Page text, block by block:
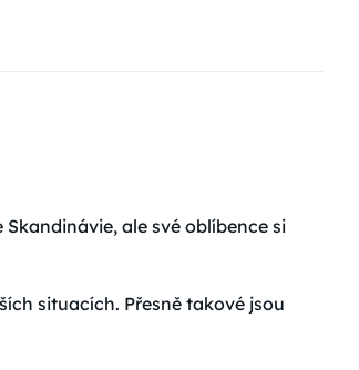
ale své oblíbence si
situacích. Přesně takové jsou